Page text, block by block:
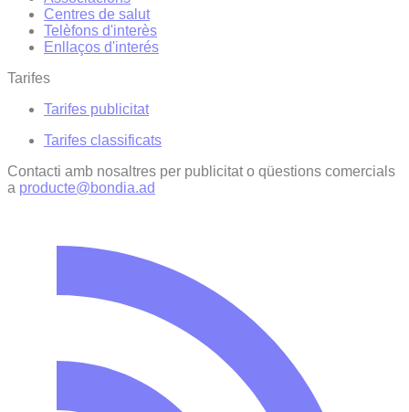
Centres de salut
Telèfons d'interès
Enllaços d'interés
Tarifes
Tarifes publicitat
Tarifes classificats
Contacti amb nosaltres per publicitat o qüestions comercials
a producte@bondia.ad